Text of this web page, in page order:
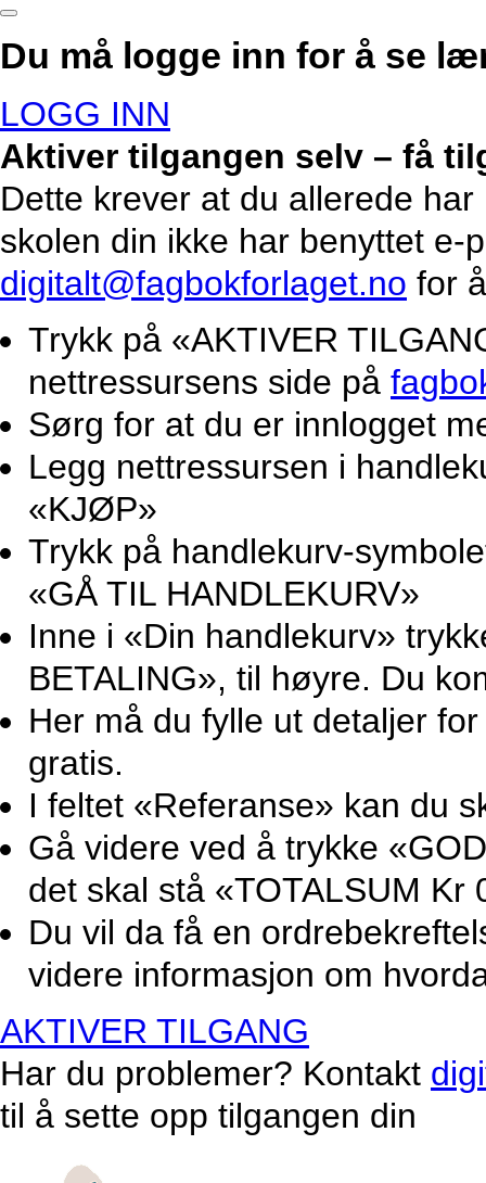
Du må logge inn for å se
LOGG INN
Aktiver tilgangen selv – få
Dette krever at du allerede
skolen din ikke har benyttet e-
digitalt@fagbokforlaget.no for
Trykk på «AKTIVER
nettressursens side på
Sørg for at du er innlogget
Legg nettressursen i
«KJØP»
Trykk på handlekurv-
«GÅ TIL HANDLEKURV»
Inne i «Din handlekurv»
BETALING», til høyre. Du
Her må du fylle ut detaljer
gratis.
I feltet «Referanse» kan du
Gå videre ved å trykke
det skal stå «TOTALSUM Kr
Du vil da få en
videre informasjon om
AKTIVER TILGANG
Har du problemer? Kontakt
til å sette opp tilgangen din